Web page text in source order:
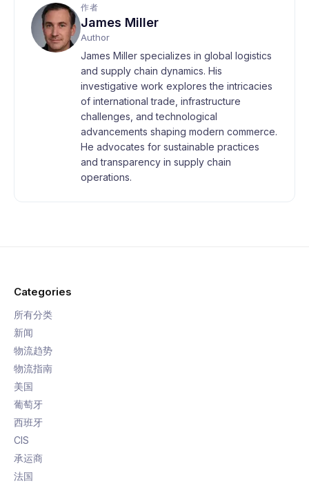
作者
James Miller
Author
James Miller specializes in global logistics
and supply chain dynamics. His
investigative work explores the intricacies
of international trade, infrastructure
challenges, and technological
advancements shaping modern commerce.
He advocates for sustainable practices
and transparency in supply chain
operations.
Categories
所有分类
新闻
物流趋势
物流指南
美国
葡萄牙
西班牙
CIS
承运商
法国